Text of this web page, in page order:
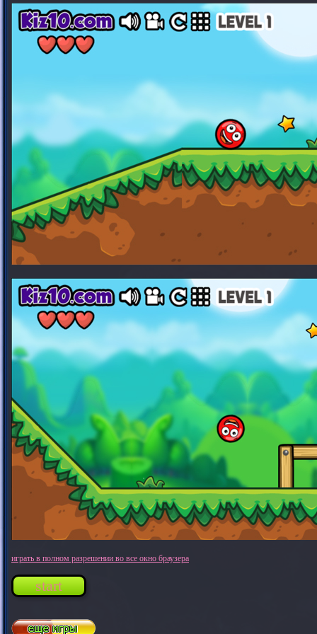
играть в полном разрешении во все окно браузера
start